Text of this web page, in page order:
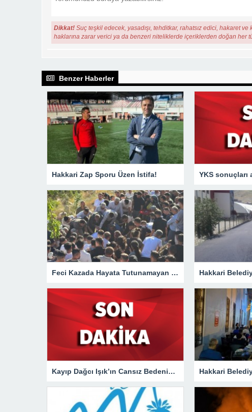
Dikkat! Suç teşkil edecek, yasadışı, tehditkar, rahatsız edici, hakaret
haklarına zarar verici ya da benzeri niteliklerde içeriklerden doğan her
Benzer Haberler
Hakkari Zap Sporu Üzen İstifa! YKS sonuçları
Feci Kazada Hayata Tutunamayan Ertunç Toprağa Verildi
Kayıp Dağcı Işık’ın Cansız Bedenine Ulaşıldı!